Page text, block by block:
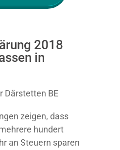
2018
in
zeigen, dass
hundert
an Steuern sparen